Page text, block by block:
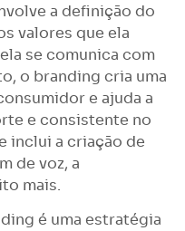
a definição do
valores que ela
se comunica com
o branding cria uma
e ajuda a
e consistente no
inclui a criação de
de voz, a
mais.
é uma estratégia